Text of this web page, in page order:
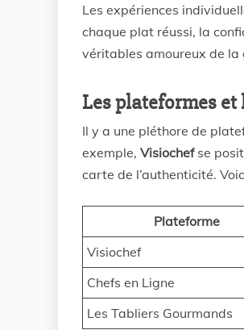
Les expériences
chaque plat réussi, la
véritables amoureux de la
Les plateformes
Il y a une pléthore de
exemple, Visiochefse
carte de l’authenticité.
Plateforme
Visiochef
Chefs en Ligne
Les Tabliers Gourmands